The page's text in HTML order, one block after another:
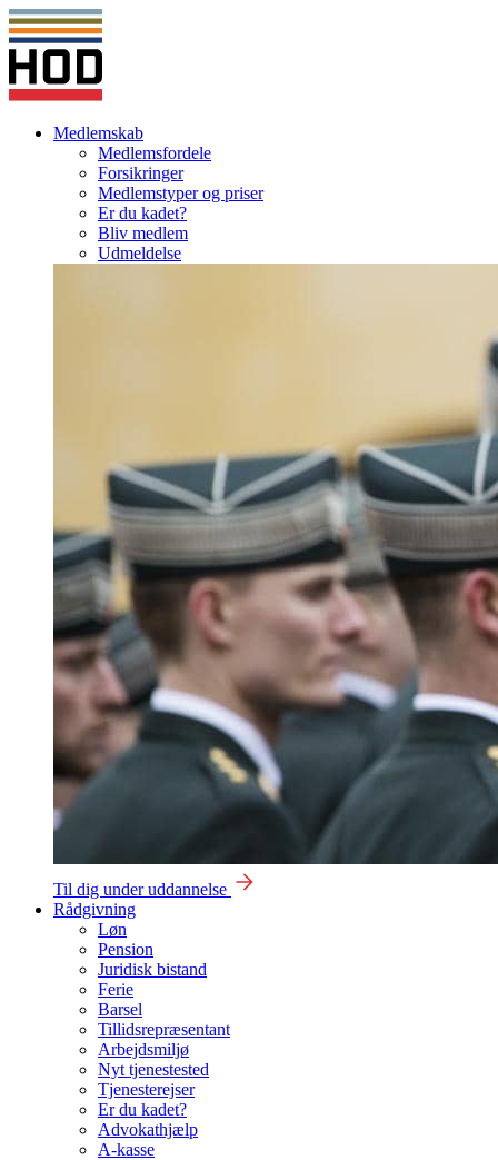
Medlemskab
Medlemsfordele
Forsikringer
Medlemstyper og priser
Er du kadet?
Bliv medlem
Udmeldelse
Til dig under uddannelse
Rådgivning
Løn
Pension
Juridisk bistand
Ferie
Barsel
Tillidsrepræsentant
Arbejdsmiljø
Nyt tjenestested
Tjenesterejser
Er du kadet?
Advokathjælp
A-kasse